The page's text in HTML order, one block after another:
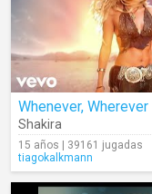
Whenever, Wherever
Shakira
15 años | 39161 jugadas
tiagokalkmann